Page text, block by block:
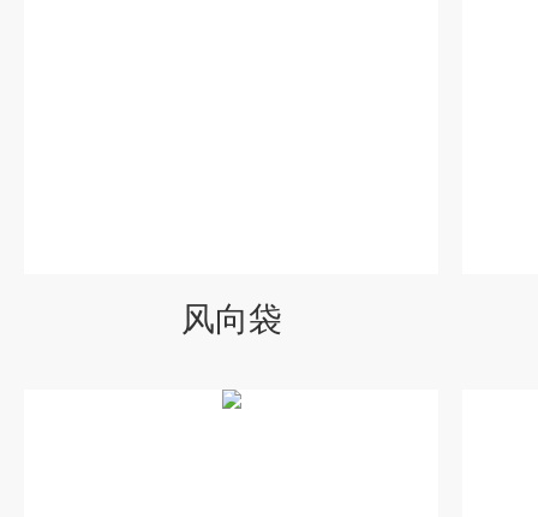
风向袋